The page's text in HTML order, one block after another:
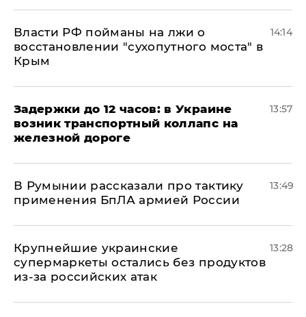
Власти РФ пойманы на лжи о
восстановлении "сухопутного моста" в
Крым
14:14
Задержки до 12 часов: в Украине
возник транспортный коллапс на
железной дороге
13:57
В Румынии рассказали про тактику
применения БпЛА армией России
13:49
Крупнейшие украинские
супермаркеты остались без продуктов
из-за российских атак
13:28